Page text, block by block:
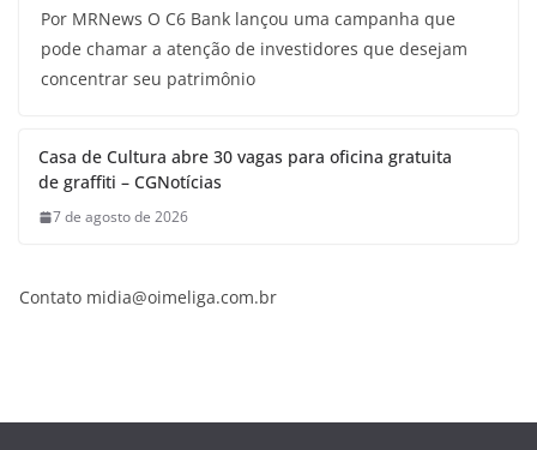
Por MRNews O C6 Bank lançou uma campanha que
pode chamar a atenção de investidores que desejam
concentrar seu patrimônio
Casa de Cultura abre 30 vagas para oficina gratuita
de graffiti – CGNotícias
7 de agosto de 2026
Contato midia@oimeliga.com.br